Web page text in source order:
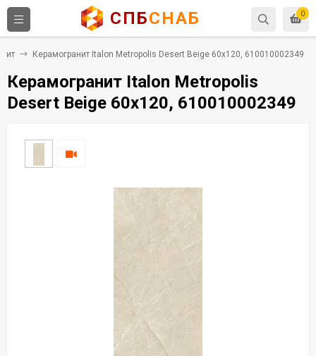
0
СПБСНАБ
Керамогранит Italon Metropolis Desert Beige 60x120, 610010002349
Керамогранит Italon Metropolis
Desert Beige 60x120, 610010002349